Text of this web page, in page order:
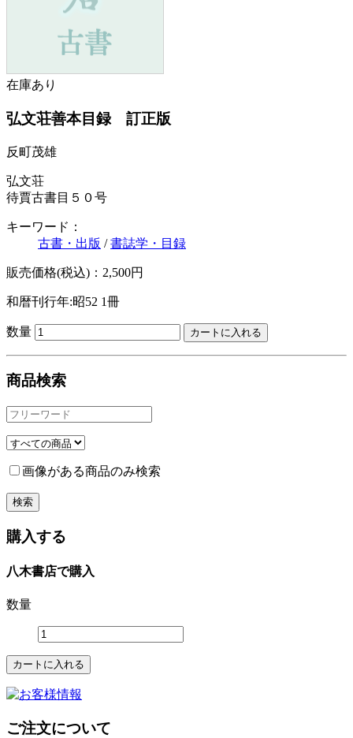
在庫あり
弘文荘善本目録 訂正版
反町茂雄
弘文荘
待賈古書目５０号
キーワード：
古書・出版 /書誌学・目録
販売価格(税込)：2,500円
和暦刊行年:昭52 1冊
数量
商品検索
画像がある商品のみ検索
購入する
八木書店で購入
数量
ご注文について